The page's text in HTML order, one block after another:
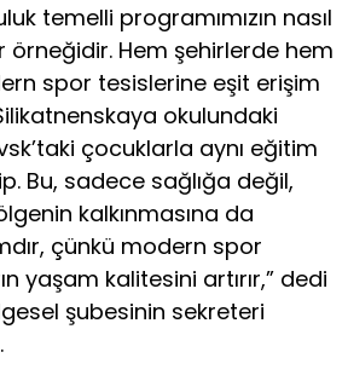
temelli programımızın nasıl
örneğidir. Hem şehirlerde hem
spor tesislerine eşit erişim
okulundaki
çocuklarla aynı eğitim
Bu, sadece sağlığa değil,
kalkınmasına da
çünkü modern spor
yaşam kalitesini artırır,” dedi
şubesinin sekreteri